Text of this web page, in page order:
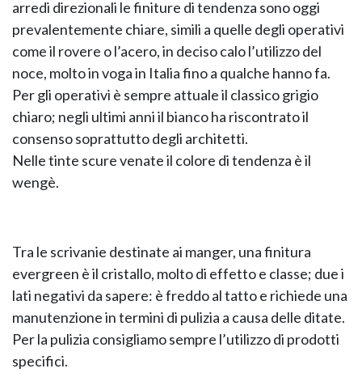
TWIST –
NAPEE –
arredi direzionali le finiture di tendenza sono oggi
prevalentemente chiare, simili a quelle degli operativi
come il rovere o l’acero, in deciso calo l’utilizzo del
noce, molto in voga in Italia fino a qualche hanno fa.
Per gli operativi è sempre attuale il classico grigio
chiaro; negli ultimi anni il bianco ha riscontrato il
consenso soprattutto degli architetti.
Nelle tinte scure venate il colore di tendenza è il
wengè.
Tra le scrivanie destinate ai manger, una finitura
evergreen è il cristallo, molto di effetto e classe; due i
lati negativi da sapere: è freddo al tatto e richiede una
manutenzione in termini di pulizia a causa delle ditate.
Per la pulizia consigliamo sempre l’utilizzo di prodotti
specifici.